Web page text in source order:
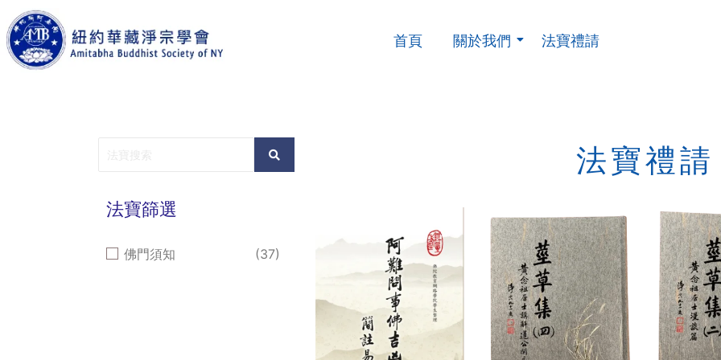
首頁 關於我們 法寶禮請
法寶篩選
佛門須知 (37)
法寶禮請